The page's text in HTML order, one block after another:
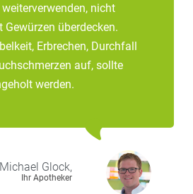
nicht
überdecken.
Erbrechen, Durchfall
auf, sollte
werden.
Michael Glock,
Ihr Apotheker